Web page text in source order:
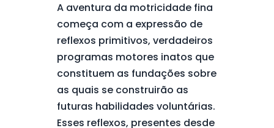
A aventura da motricidade fina
começa com a expressão de
reflexos primitivos, verdadeiros
programas motores inatos que
constituem as fundações sobre
as quais se construirão as
futuras habilidades voluntárias.
Esses reflexos, presentes desde